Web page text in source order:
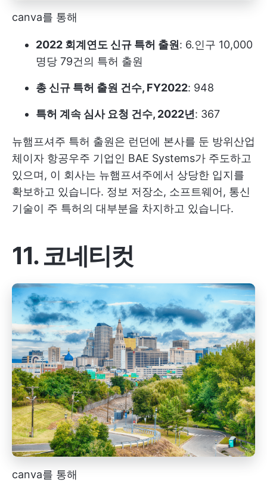
canva를 통해
2022 회계연도 신규 특허 출원: 6.인구 10,000
명당 79건의 특허 출원
총 신규 특허 출원 건수, FY2022: 948
특허 계속 심사 요청 건수, 2022년: 367
뉴햄프셔주 특허 출원은 런던에 본사를 둔 방위산업
체이자 항공우주 기업인 BAE Systems가 주도하고
있으며, 이 회사는 뉴햄프셔주에서 상당한 입지를
확보하고 있습니다. 정보 저장소, 소프트웨어, 통신
기술이 주 특허의 대부분을 차지하고 있습니다.
11. 코네티컷
canva를 통해